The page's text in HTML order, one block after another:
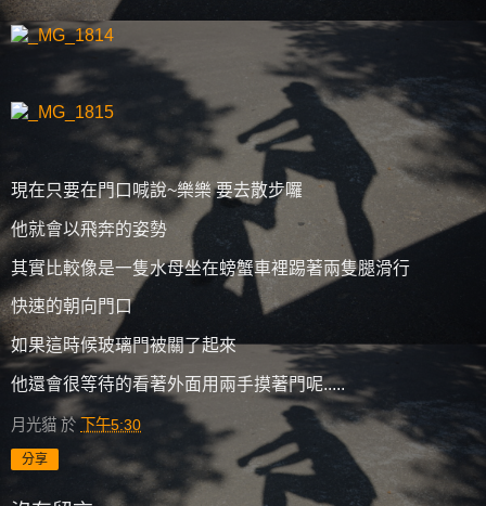
現在只要在門口喊說~樂樂 要去散步囉
他就會以飛奔的姿勢
其實比較像是一隻水母坐在螃蟹車裡踢著兩隻腿滑行
快速的朝向門口
如果這時候玻璃門被關了起來
他還會很等待的看著外面用兩手摸著門呢.....
月光貓 於 下午5:30
分享